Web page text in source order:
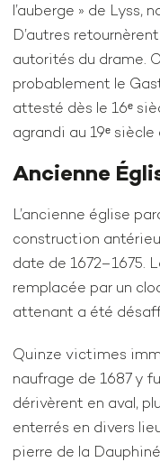
l’auberge » de Lyss,
D’autres
autorités du drame.
probablement le
attesté dès le 16ᵉ
agrandi au 19ᵉ siècle
Ancienne
L’ancienne église
construction
date de 1672–1675.
remplacée par un
attenant a été
Quinze victimes
naufrage de 1687 y
dérivèrent en aval,
enterrés en divers
pierre de la